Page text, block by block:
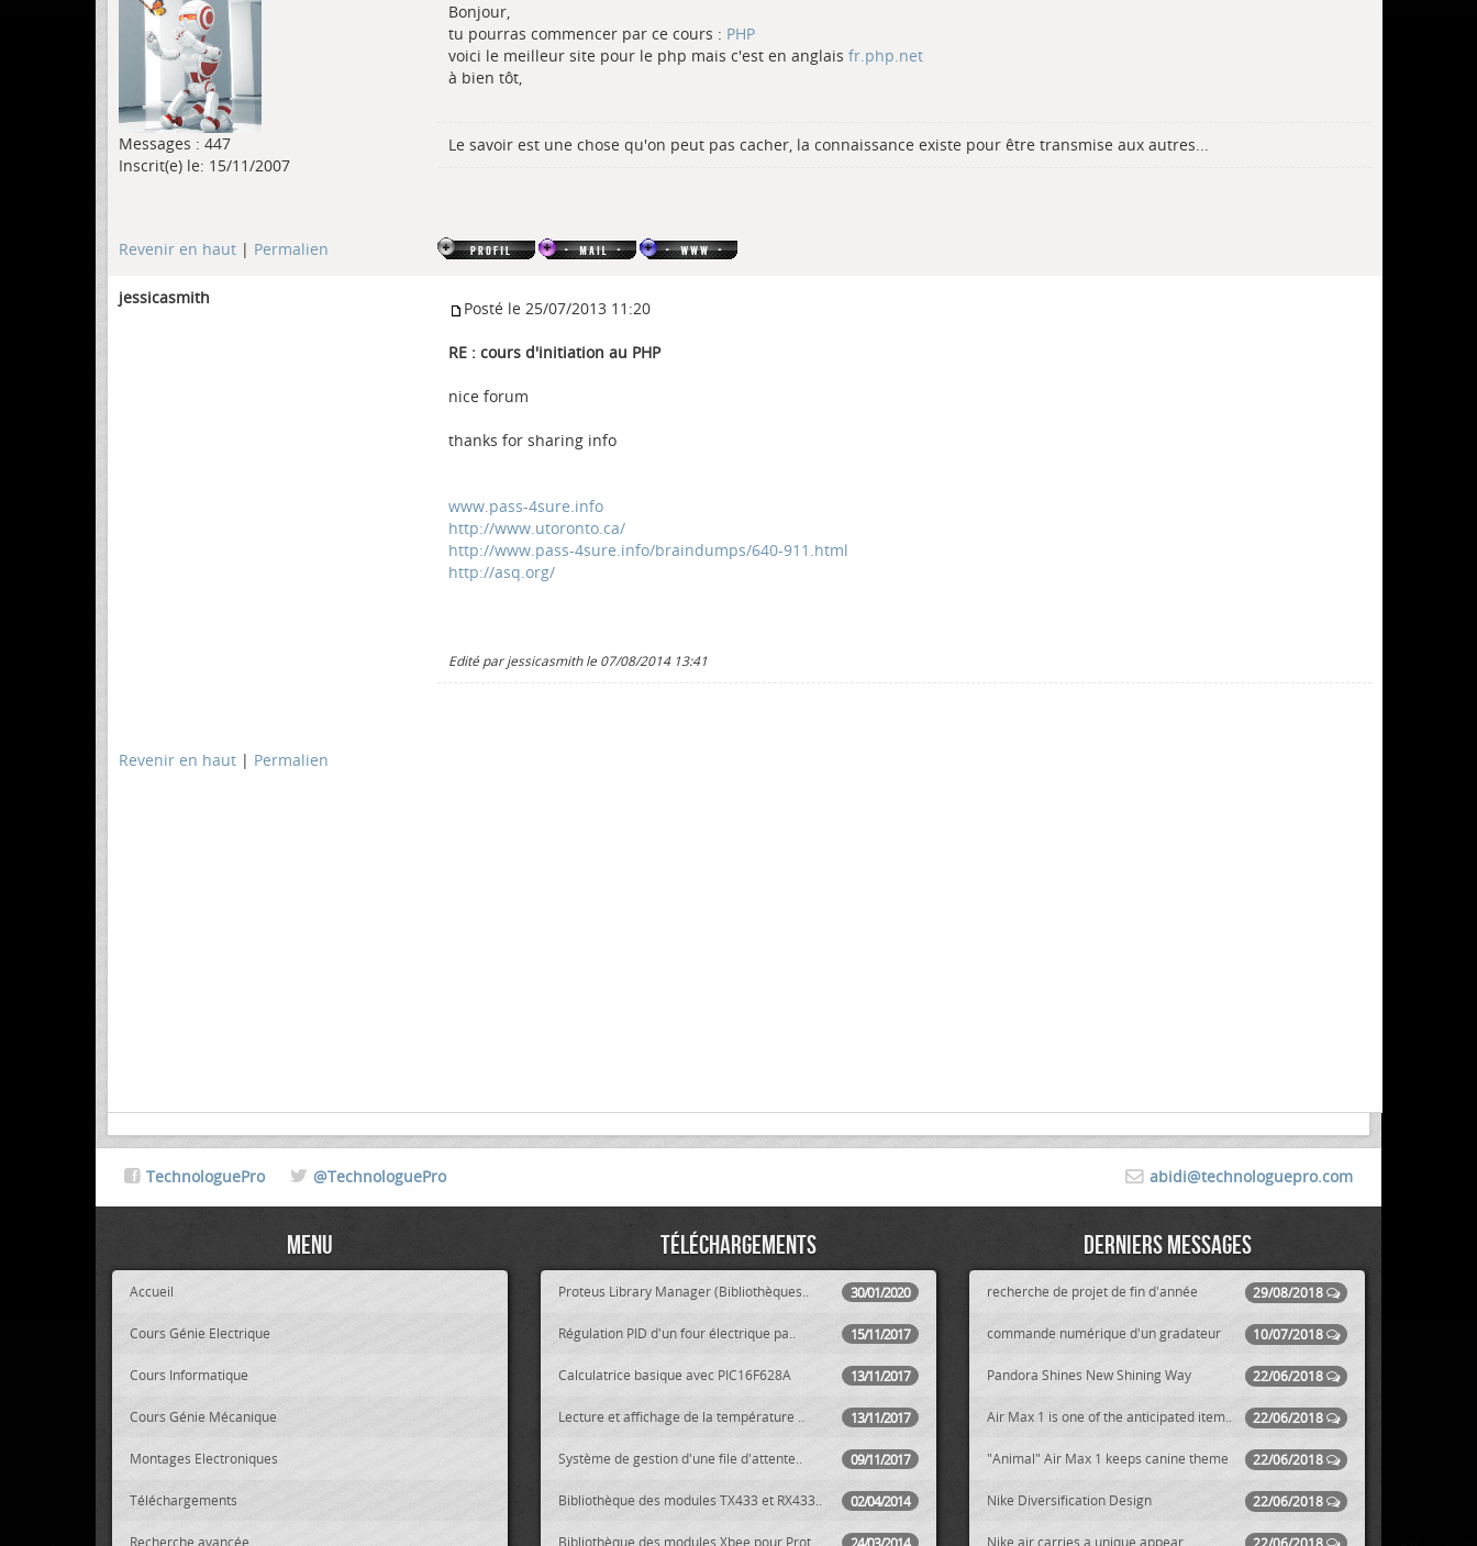
Messages : 447
Inscrit(e) le: 15/11/2007
Bonjour,
tu pourras commencer par ce cours : PHP
voici le meilleur site pour le php mais c'est en anglais fr.php.net
à bien tôt,
Le savoir est une chose qu'on peut pas cacher, la connaissance existe pour être transmise aux autres...
Revenir en haut | Permalien
jessicasmith
Posté le 25/07/2013 11:20
RE : cours d'initiation au PHP
nice forum
thanks for sharing info
www.pass-4sure.info
http://www.utoronto.ca/
http://www.pass-4sure.info/braindumps/640-911.html
http://asq.org/
Edité par jessicasmith le 07/08/2014 13:41
Revenir en haut | Permalien
abidi@technologuepro.com
TechnologuePro @TechnologuePro
Menu
Accueil
Cours Génie Electrique
Cours Informatique
Cours Génie Mécanique
Montages Electroniques
Téléchargements
Recherche avancée
Téléchargements
30/01/2020
Proteus Library Manager (Bibliothèques..
15/11/2017
Régulation PID d'un four électrique pa..
13/11/2017
Calculatrice basique avec PIC16F628A
13/11/2017
Lecture et affichage de la température ..
09/11/2017
Système de gestion d'une file d'attente..
02/04/2014
Bibliothèque des modules TX433 et RX433..
Bibliothèque des modules Xbee pour Prot..
Derniers messages
29/08/2018
recherche de projet de fin d'année
10/07/2018
commande numérique d'un gradateur
22/06/2018
Pandora Shines New Shining Way
22/06/2018
Air Max 1 is one of the anticipated item..
22/06/2018
"Animal" Air Max 1 keeps canine theme
22/06/2018
Nike Diversification Design
Nike air carries a unique appear